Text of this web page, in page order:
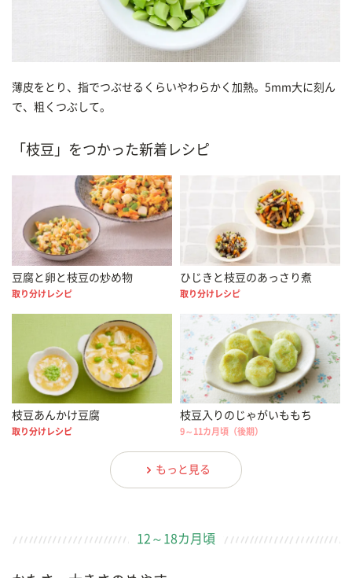
薄皮をとり、指でつぶせるくらいやわらかく加熱。5mm大に刻ん
で、粗くつぶして。
「枝豆」をつかった新着レシピ
豆腐と卵と枝豆の炒め物
取り分けレシピ
ひじきと枝豆のあっさり煮
取り分けレシピ
枝豆あんかけ豆腐
取り分けレシピ
枝豆入りのじゃがいももち
9～11カ月頃（後期）
もっと見る
12～18カ月頃